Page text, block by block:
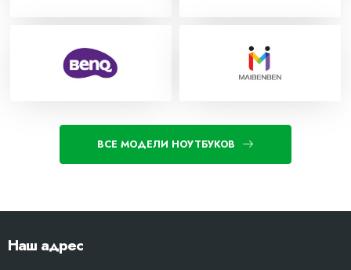
ВСЕ МОДЕЛИ НОУТБУКОВ
Наш адрес